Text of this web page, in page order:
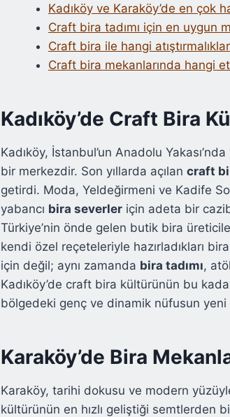
Kadıköy ve Karaköy’de en çok
Craft bira tadımı için en uygun
Craft bira ile hangi
Craft bira mekanlarında hangi
Kadıköy’de Craft Bira
Kadıköy, İstanbul’un Anadolu
bir merkezdir. Son yıllarda açılan craft
getirdi. Moda, Yeldeğirmeni ve Kadife
yabancı bira severler için adeta bir
Türkiye’nin önde gelen butik bira
kendi özel reçeteleriyle hazırladıkları
için değil; aynı zamanda bira tadımı,
Kadıköy’de craft bira kültürünün bu
bölgedeki genç ve dinamik nüfusun yeni
Karaköy’de Bira
Karaköy, tarihi dokusu ve modern
kültürünün en hızlı geliştiği semtlerden